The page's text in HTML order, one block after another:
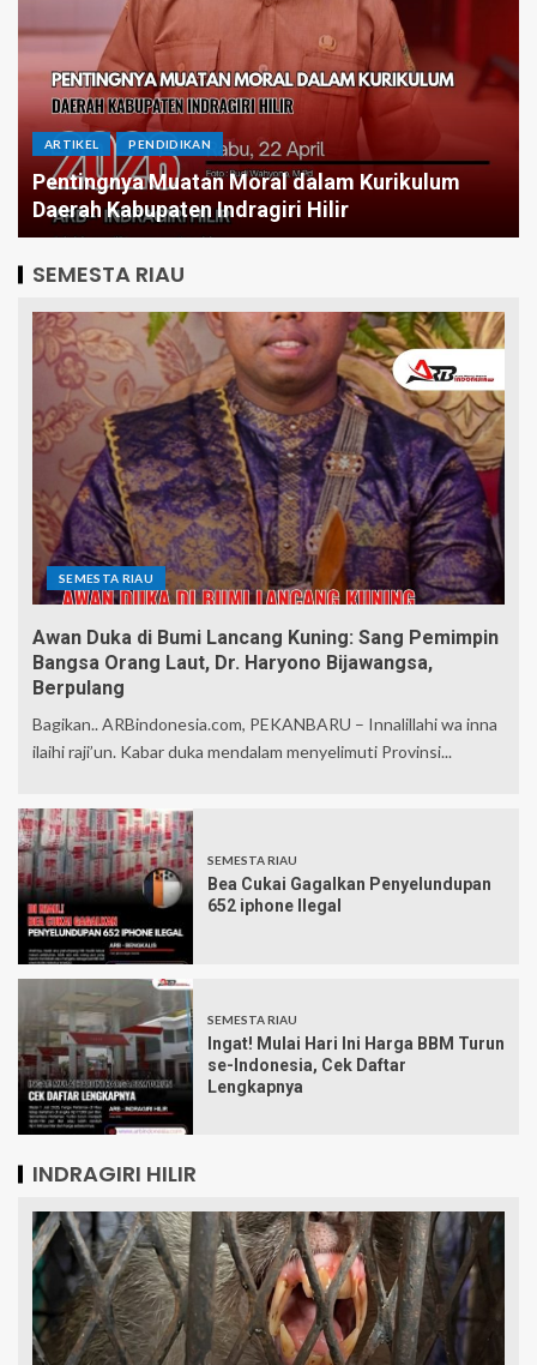
Kurikulum
ARTIKEL
Menatap Asa Dibalik Angka: Jika
Tetap Stagnan Butuh Berapa
Infrastruktur Merata?
SEMESTA RIAU
SEMESTA RIAU
Awan Duka di Bumi Lancang Kuning: Sang Pemimpin
Bangsa Orang Laut, Dr. Haryono Bijawangsa,
Berpulang
Bagikan.. ARBindonesia.com, PEKANBARU – Innalillahi wa inna
ilaihi raji’un. Kabar duka mendalam menyelimuti Provinsi...
SEMESTA RIAU
Bea Cukai Gagalkan Penyelundupan
652 iphone Ilegal
SEMESTA RIAU
Ingat! Mulai Hari Ini Harga BBM Turun
se-Indonesia, Cek Daftar
Lengkapnya
INDRAGIRI HILIR